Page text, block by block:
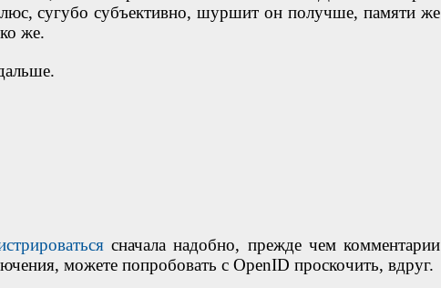
сугубо субъективно, шуршит он получше, памяти же
же.
сначала надобно, прежде чем комментарии
можете попробовать с OpenID проскочить, вдруг.